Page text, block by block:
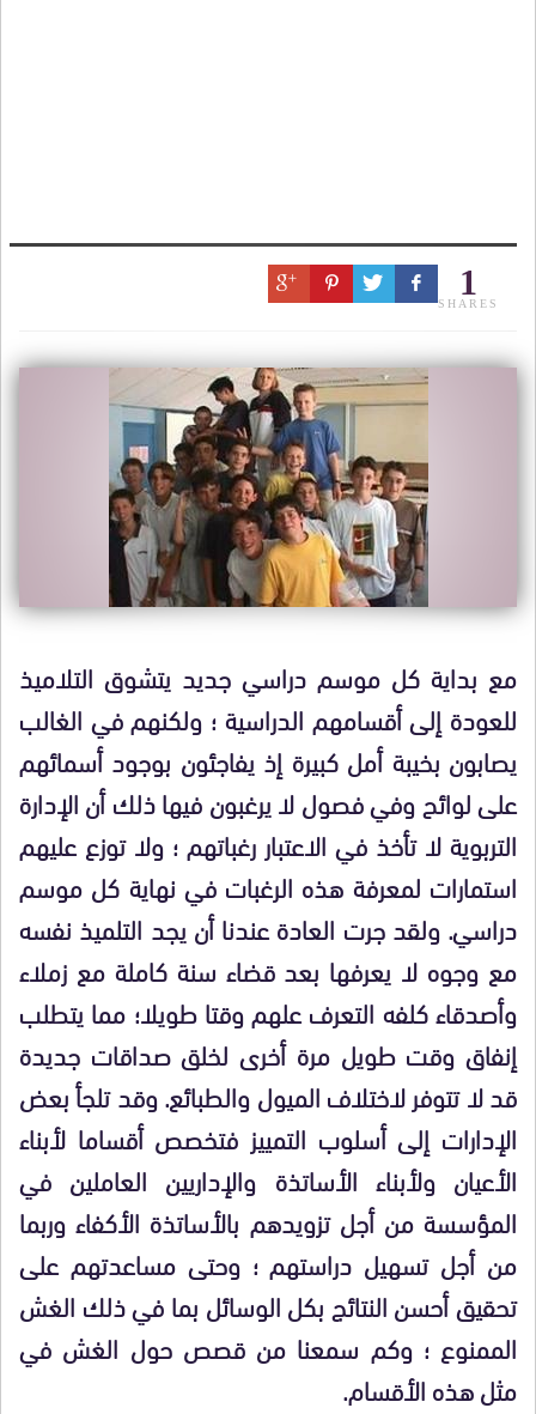
1
SHARES
مع بداية كل موسم دراسي جديد يتشوق التلاميذ
للعودة إلى أقسامهم الدراسية ؛ ولكنهم في الغالب
يصابون بخيبة أمل كبيرة إذ يفاجئون بوجود أسمائهم
على لوائح وفي فصول لا يرغبون فيها ذلك أن الإدارة
التربوية لا تأخذ في الاعتبار رغباتهم ؛ ولا توزع عليهم
استمارات لمعرفة هذه الرغبات في نهاية كل موسم
دراسي. ولقد جرت العادة عندنا أن يجد التلميذ نفسه
مع وجوه لا يعرفها بعد قضاء سنة كاملة مع زملاء
وأصدقاء كلفه التعرف علهم وقتا طويلا؛ مما يتطلب
إنفاق وقت طويل مرة أخرى لخلق صداقات جديدة
قد لا تتوفر لاختلاف الميول والطبائع. وقد تلجأ بعض
الإدارات إلى أسلوب التمييز فتخصص أقساما لأبناء
الأعيان ولأبناء الأساتذة والإداريين العاملين في
المؤسسة من أجل تزويدهم بالأساتذة الأكفاء وربما
من أجل تسهيل دراستهم ؛ وحتى مساعدتهم على
تحقيق أحسن النتائج بكل الوسائل بما في ذلك الغش
الممنوع ؛ وكم سمعنا من قصص حول الغش في
مثل هذه الأقسام.